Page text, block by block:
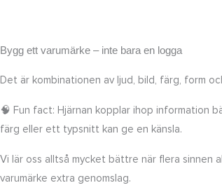
Bygg ett varumärke – inte bara en logga
Det är kombinationen av ljud, bild, färg, form
🧠 Fun fact: Hjärnan kopplar ihop information
färg eller ett typsnitt kan ge en känsla.
Vi lär oss alltså mycket bättre när flera sinnen
varumärke extra genomslag.